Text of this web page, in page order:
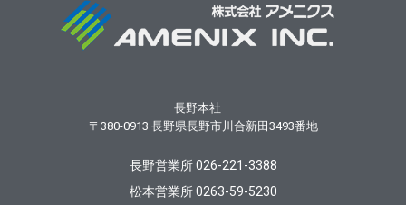
長野本社
〒380-0913 長野県長野市川合新田3493番地
長野営業所 026-221-3388
松本営業所 0263-59-5230